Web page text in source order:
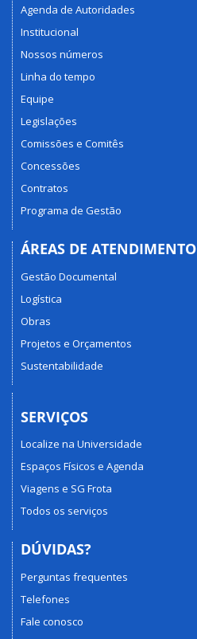
Agenda de Autoridades
Institucional
Nossos números
Linha do tempo
Equipe
Legislações
Comissões e Comitês
Concessões
Contratos
Programa de Gestão
ÁREAS DE ATENDIMENTO
Gestão Documental
Logística
Obras
Projetos e Orçamentos
Sustentabilidade
SERVIÇOS
Localize na Universidade
Espaços Físicos e Agenda
Viagens e SG Frota
Todos os serviços
DÚVIDAS?
Perguntas frequentes
Telefones
Fale conosco